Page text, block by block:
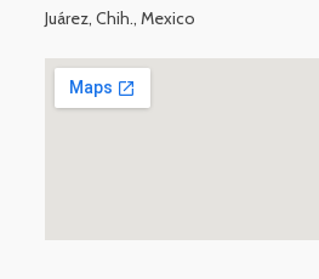
Juárez, Chih., Mexico